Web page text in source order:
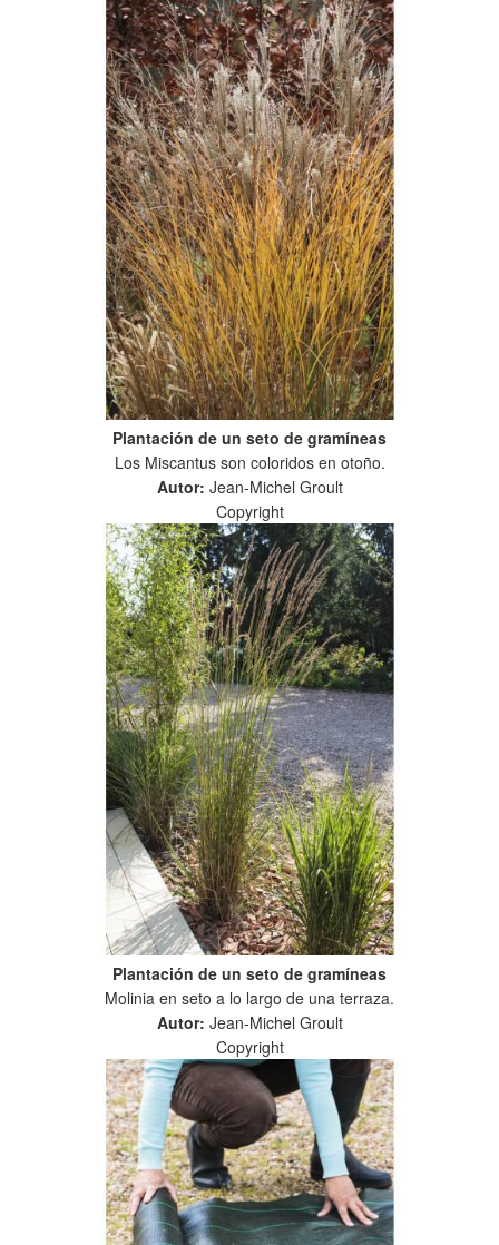
Plantación de un seto de gramíneas
Los Miscantus son coloridos en otoño.
Autor: Jean-Michel Groult
Copyright
Plantación de un seto de gramíneas
Molinia en seto a lo largo de una terraza.
Autor: Jean-Michel Groult
Copyright